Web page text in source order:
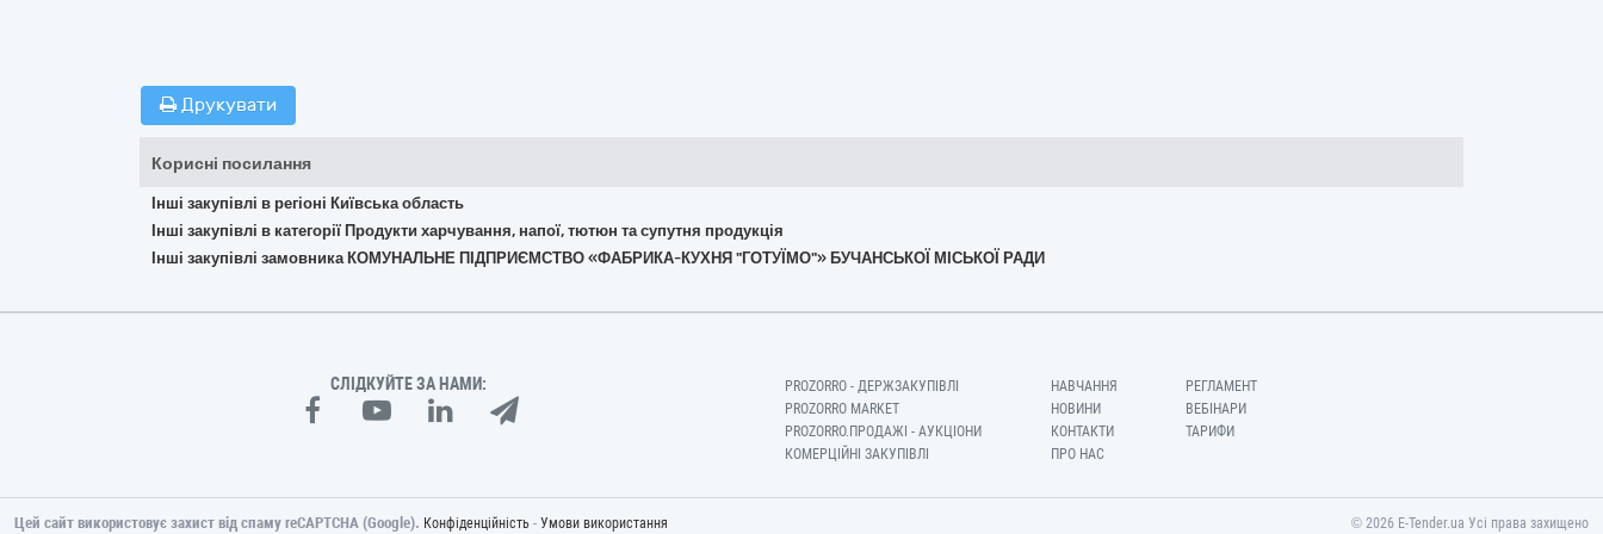
Друкувати
Корисні посилання
Інші закупівлі в регіоні Київська область
Інші закупівлі в категорії Продукти харчування, напої, тютюн та супутня продукція
Інші закупівлі замовника КОМУНАЛЬНЕ ПІДПРИЄМСТВО «ФАБРИКА-КУХНЯ "ГОТУЇМО"» БУЧАНСЬКОЇ МІСЬКОЇ РАДИ
СЛІДКУЙТЕ ЗА НАМИ:
PROZORRO - ДЕРЖЗАКУПІВЛІ
PROZORRO MARKET
PROZORRO.ПРОДАЖІ - АУКЦІОНИ
КОМЕРЦІЙНІ ЗАКУПІВЛІ
НАВЧАННЯ
НОВИНИ
КОНТАКТИ
ПРО НАС
РЕГЛАМЕНТ
ВЕБІНАРИ
ТАРИФИ
Цей сайт використовує захист від спаму reCAPTCHA (Google). Конфіденційність - Умови використання © 2026 E-Tender.ua Усі права захищено